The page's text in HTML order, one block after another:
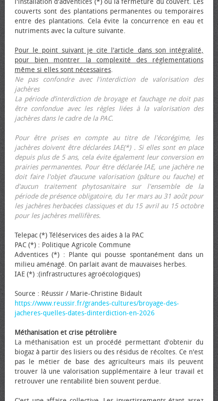
l'installation d'adventices (*) ou la fermeture du couvert. Les
couverts sont des plantations permanentes ou temporaires
entre des plantations. Cela évite la concurrence en eau et
nutriments avec la culture suivante.
Pour le point suivant je cite l'article dans son intégralité,
pour bien montrer la complexité des réglementations
même si elles sont nécessaires.
Ne pas confondre avec l'interdiction de valorisation des
jachères
La période d’interdiction de broyage et fauchage ne doit pas
être confondue avec les règles liées à la valorisation des
jachères dans le cadre de la PAC.
Pour être prises en compte au titre de l'écorégime, les
jachères doivent être déclarées IAE(*) . Si elles sont en place
depuis plus de 5 ans, cela évite également leur conversion en
prairies permanentes. Pour être déclarée IAE, une jachère ne
doit faire l'objet d’aucune valorisation (pâture ou fauche) et
d'aucun traitement phytosanitaire sur l'ensemble de la
période de présence obligatoire, du 1er mars au 31 août pour
les jachères herbacées classiques et du 15 avril au 15 octobre
pour les jachères mellifères.
Telepac (*) Téléservices des aides à la PAC
PAC (*) : Politique Agricole Commune
Adventices (*) : Plante qui pousse spontanément dans un
milieu aménagé. On parlait avant de mauvaises herbes.
IAE (*) :(infrastructures agroécologiques)
Source : Réussir / Marie-Christine Bidault
https://www.reussir.fr/grandes-cultures/broyage-des-
jacheres-quelles-dates-dinterdiction-en-2026
Méthanisation et crise pétrolière
La méthanisation est un procédé permettant d'obtenir du
biogaz à partir des lisiers ou des résidus de récoltes. Ce n'est
pas le métier de base des agriculteurs mais ils peuvent
trouver là une valorisation supplémentaire à leur travail et
retrouver une rentabilité bien souvent perdue.